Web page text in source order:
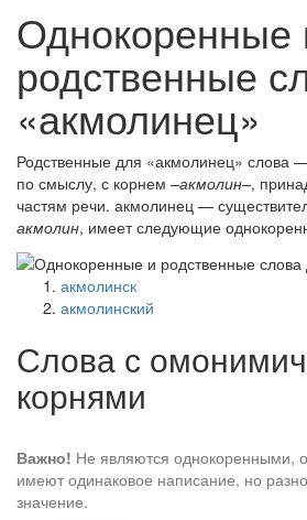
Однокоренные
родственные
«акмолинец»
Родственные для «акмолинец» слова
по смыслу, с корнем –акмолин–,
частям речи. акмолинец —
акмолин, имеет следующие
акмолинск
акмолинский
Слова с
корнями
Важно! Не являются однокоренными,
имеют одинаковое написание, но
значение.